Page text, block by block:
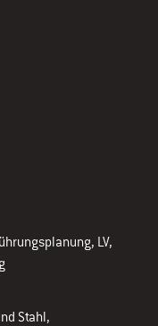
LV,
Stahl,